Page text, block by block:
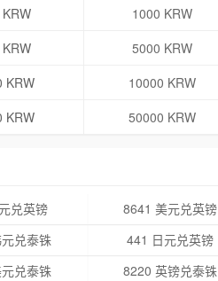
1000 KRW
5000 KRW
KRW 10000 KRW
KRW 50000 KRW
兑英镑 8641 美元兑英镑
兑泰铢 441 日元兑英镑
兑泰铢 8220 英镑兑泰铢